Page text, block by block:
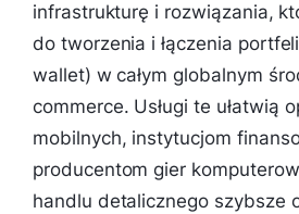
infrastrukturę i rozwiązania,
do tworzenia i łączenia
wallet) w całym globalnym
commerce. Usługi te ułatwią
mobilnych, instytucjom
producentom gier
handlu detalicznego szybsze